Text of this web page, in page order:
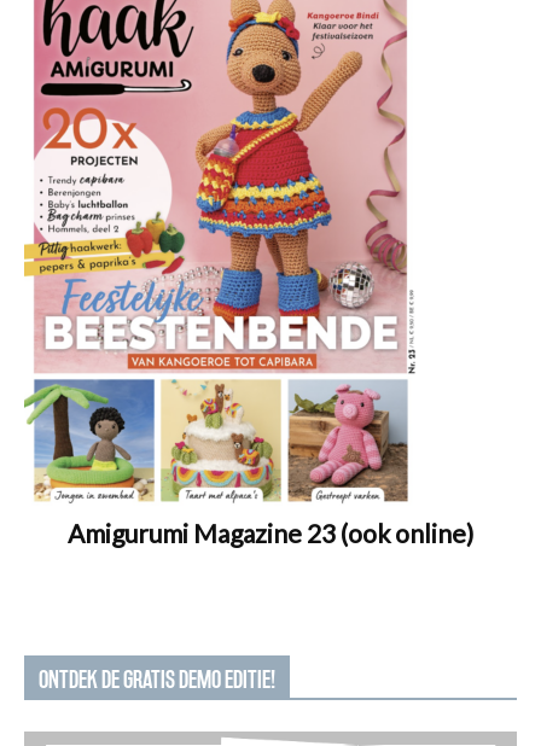
Amigurumi Magazine 23 (ook online)
ONTDEK DE GRATIS DEMO EDITIE!